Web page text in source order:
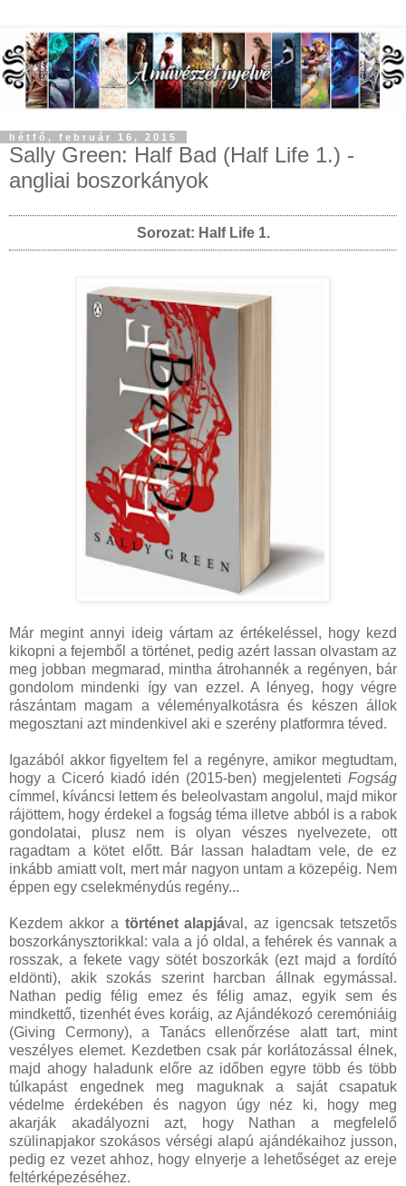
hétfő, február 16, 2015
Sally Green: Half Bad (Half Life 1.) -
angliai boszorkányok
Sorozat: Half Life 1.
Már megint annyi ideig vártam az értékeléssel, hogy kezd
kikopni a fejemből a történet, pedig azért lassan olvastam az
meg jobban megmarad, mintha átrohannék a regényen, bár
gondolom mindenki így van ezzel. A lényeg, hogy végre
rászántam magam a véleményalkotásra és készen állok
megosztani azt mindenkivel aki e szerény platformra téved.
Igazából akkor figyeltem fel a regényre, amikor megtudtam,
hogy a Ciceró kiadó idén (2015-ben) megjelenteti Fogság
címmel, kíváncsi lettem és beleolvastam angolul, majd mikor
rájöttem, hogy érdekel a fogság téma illetve abból is a rabok
gondolatai, plusz nem is olyan vészes nyelvezete, ott
ragadtam a kötet előtt. Bár lassan haladtam vele, de ez
inkább amiatt volt, mert már nagyon untam a közepéig. Nem
éppen egy cselekménydús regény...
Kezdem akkor a történet alapjával, az igencsak tetszetős
boszorkánysztorikkal: vala a jó oldal, a fehérek és vannak a
rosszak, a fekete vagy sötét boszorkák (ezt majd a fordító
eldönti), akik szokás szerint harcban állnak egymással.
Nathan pedig félig emez és félig amaz, egyik sem és
mindkettő, tizenhét éves koráig, az Ajándékozó ceremóniáig
(Giving Cermony), a Tanács ellenőrzése alatt tart, mint
veszélyes elemet. Kezdetben csak pár korlátozással élnek,
majd ahogy haladunk előre az időben egyre több és több
túlkapást engednek meg maguknak a saját csapatuk
védelme érdekében és nagyon úgy néz ki, hogy meg
akarják akadályozni azt, hogy Nathan a megfelelő
szülinapjakor szokásos vérségi alapú ajándékaihoz jusson,
pedig ez vezet ahhoz, hogy elnyerje a lehetőséget az ereje
feltérképezéséhez.